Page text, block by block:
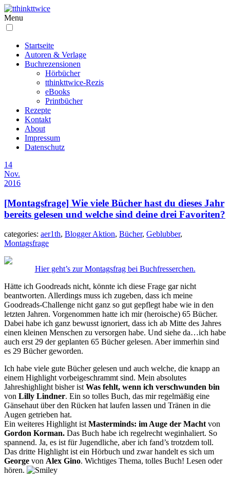
Menu
Startseite
Autoren & Verlage
Buchrezensionen
Hörbücher
tthinkttwice-Rezis
eBooks
Printbücher
Rezepte
Kontakt
About
Impressum
Datenschutz
14
Nov.
2016
[Montagsfrage] Wie viele Bücher hast du dieses Jahr
bereits gelesen und welche sind deine drei Favoriten?
categories: aer1th, Blogger Aktion, Bücher, Geblubber,
Montagsfrage
Hier geht’s zur Montagsfrag bei Buchfresserchen.
Hätte ich Goodreads nicht, könnte ich diese Frage gar nicht
beantworten. Allerdings muss ich zugeben, dass ich meine
Goodreads-Challenge nicht ganz so gut gepflegt habe wie in den
letzten Jahren. Vorgenommen hatte ich mir (heroische) 65 Bücher.
Dabei habe ich ganz bewusst ignoriert, dass ich ab Mitte des Jahres
einen kleinen Menschen zu versorgen habe. Und siehe da…ich habe
auch erst 29 der geplanten 65 Bücher gelesen. Aber immerhin sind
es 29 Bücher geworden.
Ich habe viele gute Bücher gelesen und auch welche, die knapp an
einem Highlight vorbeigeschrammt sind. Mein absolutes
Jahreshighlight bisher istWas fehlt, wenn ich verschwunden bin
von Lilly Lindner. Ein so tolles Buch, das mir regelmäßig eine
Gänsehaut über den Rücken hat laufen lassen und Tränen in die
Augen getrieben hat.
Ein weiteres Highlight istMasterminds: im Auge der Machtvon
Gordon Korman. Das Buch habe ich regelrecht weginhaliert. So
spannend. Ja, es ist für Jugendliche, aber ich fand’s trotzdem toll.
Das dritte Highlight ist ein Hörbuch und zwar handelt es sich um
George von Alex Gino. Wichtiges Thema, tolles Buch! Lesen oder
hören.